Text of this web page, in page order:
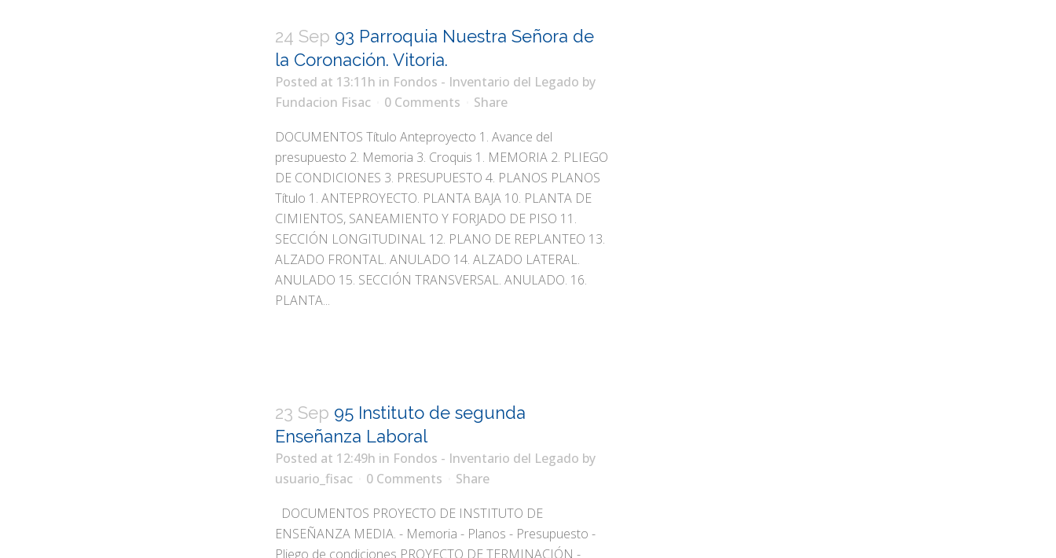
24 Sep 93 Parroquia Nuestra Señora de
la Coronación. Vitoria.
Posted at 13:11h in Fondos - Inventario del Legado by
Fundacion Fisac
0 Comments
Share
DOCUMENTOS Título Anteproyecto 1. Avance del
presupuesto 2. Memoria 3. Croquis 1. MEMORIA 2. PLIEGO
DE CONDICIONES 3. PRESUPUESTO 4. PLANOS PLANOS
Título 1. ANTEPROYECTO. PLANTA BAJA 10. PLANTA DE
CIMIENTOS, SANEAMIENTO Y FORJADO DE PISO 11.
SECCIÓN LONGITUDINAL 12. PLANO DE REPLANTEO 13.
ALZADO FRONTAL. ANULADO 14. ALZADO LATERAL.
ANULADO 15. SECCIÓN TRANSVERSAL. ANULADO. 16.
PLANTA...
23 Sep 95 Instituto de segunda
Enseñanza Laboral
Posted at 12:49h in Fondos - Inventario del Legado by
usuario_fisac
0 Comments
Share
DOCUMENTOS PROYECTO DE INSTITUTO DE
ENSEÑANZA MEDIA. - Memoria - Planos - Presupuesto -
Pliego de condiciones PROYECTO DE TERMINACIÓN -